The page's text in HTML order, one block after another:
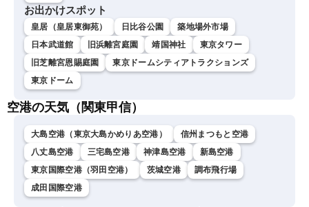
お出かけスポット
皇居（皇居東御苑） 日比谷公園
築地場外市場
日本武道館
旧浜離宮庭園 靖国神社
東京タワー
旧芝離宮恩賜庭園
東京ドームシティアトラクションズ
東京ドーム
空港の天気（関東甲信）
大島空港（東京大島かめりあ空港）
信州まつもと空港
八丈島空港
三宅島空港 神津島空港
新島空港
東京国際空港（羽田空港）
茨城空港
調布飛行場
成田国際空港